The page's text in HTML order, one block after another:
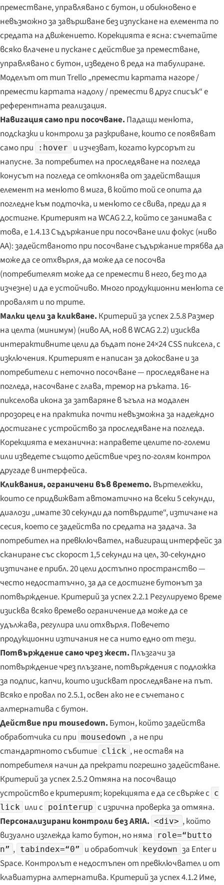
преместване, управлявано с бутон, и обикновено е
невъзможно за завършване без изпускане на елемента по
средата на движението. Корекцията е ясна: съчетайте
всяко влачене и пускане с действие за преместване,
управлявано с бутон, изведено в реда на табулиране.
Моделът от тип Trello „премести картата нагоре /
премести картата надолу / премести в друг списък“ е
референтната реализация.
Навигация само при посочване. Падащи менюта,
подсказки и контроли за разкриване, които се появяват
само при
:hover
и изчезват, когато курсорът ги
напусне. За потребител на проследяване на погледа
конусът на погледа се отклонява от задействащия
елемент на менюто в мига, в който той се опита да
погледне към подточка, и менюто се свива, преди да я
достигне. Критерият на WCAG 2.2, който се занимава с
това, е 1.4.13 Съдържание при посочване или фокус (ниво
AA): задействаното при посочване съдържание трябва да
може да се отхвърля, да може да се посочва
(потребителят може да се премести в него, без то да
изчезне) и да е устойчиво. Много продукционни менюта се
провалят и по трите.
Малки цели за кликване. Критерий за успех 2.5.8 Размер
на целта (минимум) (ниво AA, нов в WCAG 2.2) изисква
интерактивните цели да бъдат поне 24×24 CSS пиксела, с
изключения. Критерият е написан за докосване и за
потребители с неточно посочване — проследяване на
погледа, насочване с глава, тремор на ръката. 16-
пикселова икона за затваряне в ъгъла на модален
прозорец е на практика почти невъзможна за надеждно
достигане с устройство за проследяване на погледа.
Корекцията е механична: направете целите по-големи
или изведете същото действие чрез по-голям контрол
другаде в интерфейса.
Кликвания, ограничени във времето. Въртележки,
които се придвижват автоматично на всеки 5 секунди,
диалози „имате 30 секунди да потвърдите“, изтичане на
сесия, което се задейства по средата на задача. За
потребител на превключвател, навигиращ интерфейс за
сканиране със скорост 1,5 секунди на цел, 30-секундно
изтичане е прибл. 20 цели достъпно пространство —
често недостатъчно, за да се достигне бутонът за
потвърждение. Критерий за успех 2.2.1 Регулируемо време
изисква всяко времево ограничение да може да се
удължава, регулира или отхвърля. Повечето
продукционни изтичания не са нито едно от тези.
Потвърждение само чрез жест. Плъзгачи за
потвърждение чрез плъзгане, потвърждения с подложка
за подпис, капчи, които изискват проследяване на път.
Всяко е провал по 2.5.1, освен ако не е съчетано с
алтернатива с бутон.
Действие при mousedown. Бутон, който задейства
обработчика си при mousedown , а не при
стандартното събитие click , не оставя на
потребителя начин да прекрати погрешно задействане.
Критерий за успех 2.5.2 Отмяна на посочващо
устройство е критерият; корекцията е да се свърже с c
lick или с pointerup с изрична проверка за отмяна.
Персонализирани контроли без ARIA. <div> , който
визуално изглежда като бутон, но няма
role=“butto
n” , tabindex=“0” и обработчик keydown за Enter и
Space. Контролът е недостъпен от превключвател и от
клавиатурна алтернатива. Критерий за успех 4.1.2 Име,